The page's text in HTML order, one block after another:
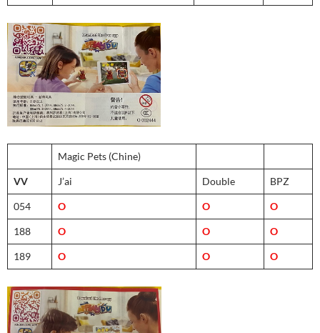
Magic Pets (Chine)
VV J’ai Double BPZ
054 O O O
188 O O O
189 O O O